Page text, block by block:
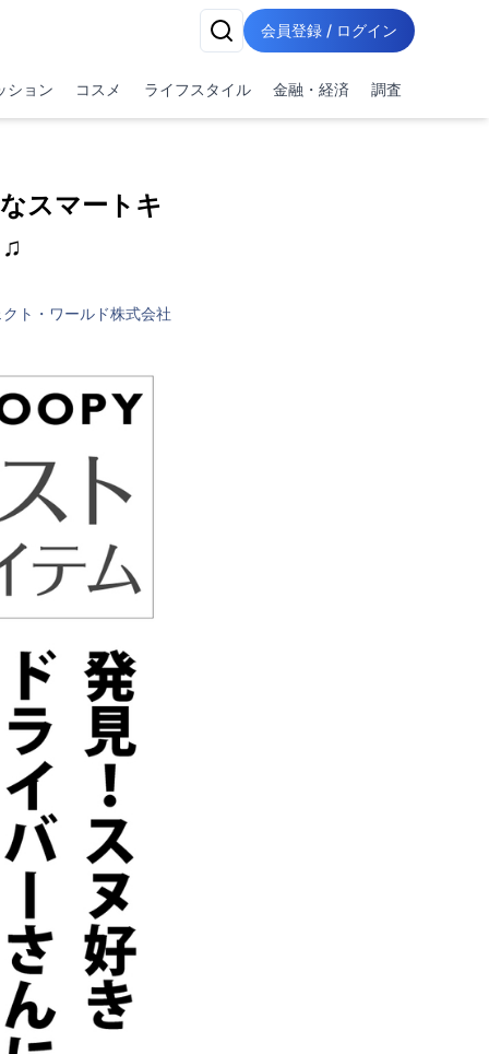
会員登録 / ログイン
ション コスメ ライフスタイル 金融・経済 調査
スマートキ
ト・ワールド株式会社